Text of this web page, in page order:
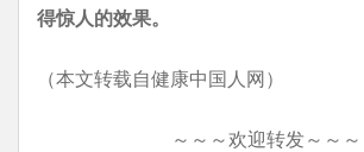
得惊人的效果。
（本文转载自健康中国人网）
～～～欢迎转发～～～